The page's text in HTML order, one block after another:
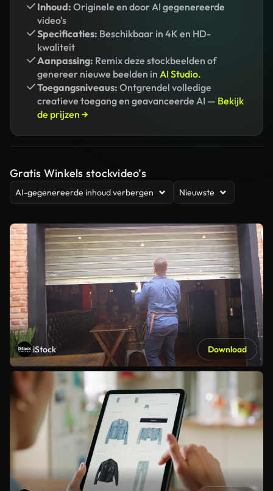
Inhoud: Originele en door AI gegenereerde
video's
Specificaties: Beschikbaar in 4K en HD-
kwaliteit
Aanpassing: Remix deze stockbeelden of
genereer nieuwe beelden in AI Studio.
Toegangsniveaus: Ontgrendel volledige
creatieve toegang en geavanceerde AI — Bekijk
de prijzen →
Gratis Winkels stockvideo’s
AI-gegenereerde inhoud verbergen Nieuwste
iStock Download